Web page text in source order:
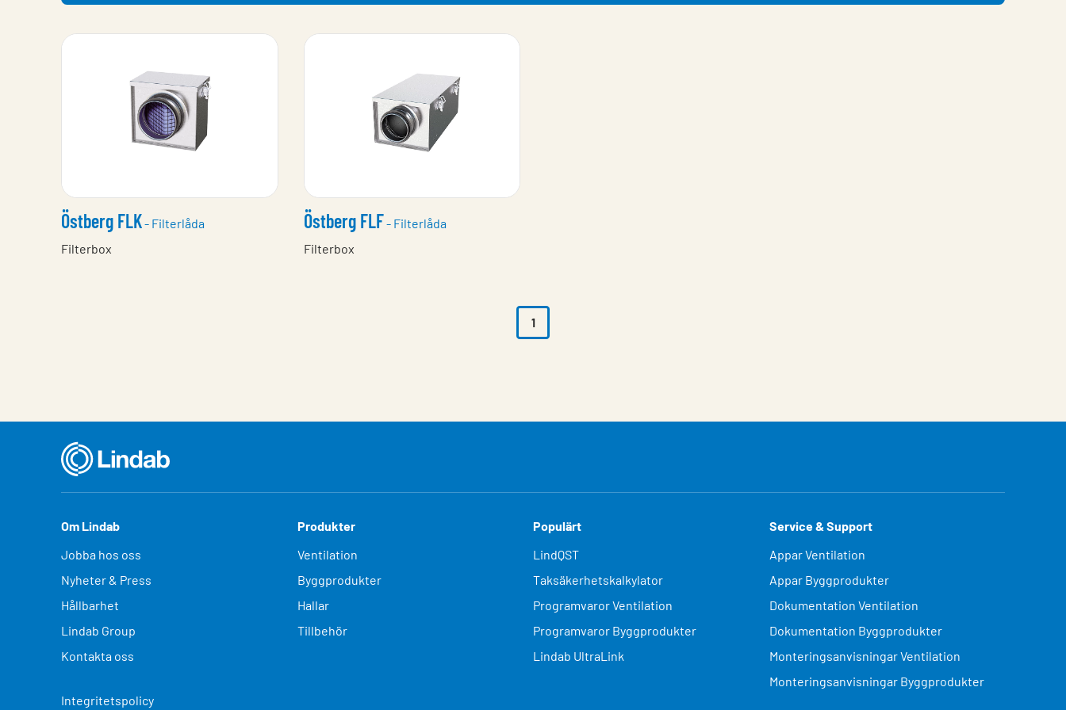
Östberg FLK- Filterlåda
Filterbox
Östberg FLF- Filterlåda
Filterbox
1
Om Lindab
Jobba hos oss
Nyheter & Press
Hållbarhet
Lindab Group
Kontakta oss
Integritetspolicy
Produkter
Ventilation
Byggprodukter
Hallar
Tillbehör
Populärt
LindQST
Taksäkerhetskalkylator
Programvaror Ventilation
Programvaror Byggprodukter
Lindab UltraLink
Service & Support
Appar Ventilation
Appar Byggprodukter
Dokumentation Ventilation
Dokumentation Byggprodukter
Monteringsanvisningar Ventilation
Monteringsanvisningar Byggprodukter